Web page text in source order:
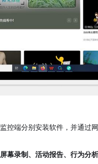
控端分别安装软件，并通过
屏幕录制、活动报告、行为分